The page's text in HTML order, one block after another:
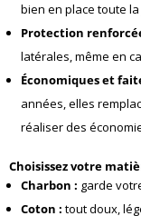
bien en place toute
Protection
latérales, même en
Économiques et
années, elles
réaliser des
Choisissez votre
Charbon : garde
Coton : tout doux,